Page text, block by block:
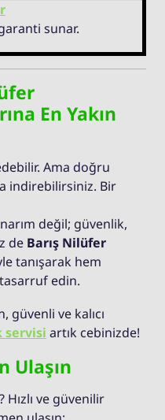
sunar.
En Yakın
Ama doğru
indirebilirsiniz. Bir
değil; güvenlik,
de Barış Nilüfer
tanışarak hem
edin.
güvenli ve kalıcı
servisi artık cebinizde!
Ulaşın
Hızlı ve güvenilir